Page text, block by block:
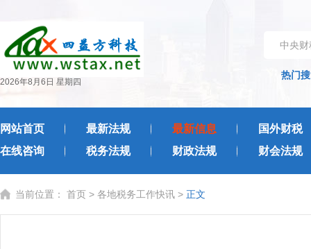
2026年8月6日 星期四
中央
热门
网站首页 最新法规 最新信息
国外财税
在线咨询
税务法规 财政法规 财会法规
当前位置： 首页 > 各地税务工作快讯 > 正文